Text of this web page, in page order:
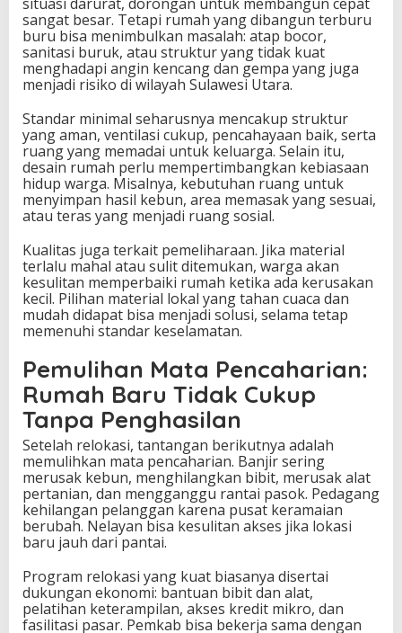
sangat besar. Tetapi rumah yang dibangun terburu
buru bisa menimbulkan masalah: atap bocor,
sanitasi buruk, atau struktur yang tidak kuat
menghadapi angin kencang dan gempa yang juga
menjadi risiko di wilayah Sulawesi Utara.
Standar minimal seharusnya mencakup struktur
yang aman, ventilasi cukup, pencahayaan baik, serta
ruang yang memadai untuk keluarga. Selain itu,
desain rumah perlu mempertimbangkan kebiasaan
hidup warga. Misalnya, kebutuhan ruang untuk
menyimpan hasil kebun, area memasak yang sesuai,
atau teras yang menjadi ruang sosial.
Kualitas juga terkait pemeliharaan. Jika material
terlalu mahal atau sulit ditemukan, warga akan
kesulitan memperbaiki rumah ketika ada kerusakan
kecil. Pilihan material lokal yang tahan cuaca dan
mudah didapat bisa menjadi solusi, selama tetap
memenuhi standar keselamatan.
Pemulihan Mata Pencaharian:
Rumah Baru Tidak Cukup
Tanpa Penghasilan
Setelah relokasi, tantangan berikutnya adalah
memulihkan mata pencaharian. Banjir sering
merusak kebun, menghilangkan bibit, merusak alat
pertanian, dan mengganggu rantai pasok. Pedagang
kehilangan pelanggan karena pusat keramaian
berubah. Nelayan bisa kesulitan akses jika lokasi
baru jauh dari pantai.
Program relokasi yang kuat biasanya disertai
dukungan ekonomi: bantuan bibit dan alat,
pelatihan keterampilan, akses kredit mikro, dan
fasilitasi pasar. Pemkab bisa bekerja sama dengan